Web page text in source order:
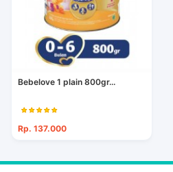
Bebelove 1 plain 800gr...
Rp. 137.000